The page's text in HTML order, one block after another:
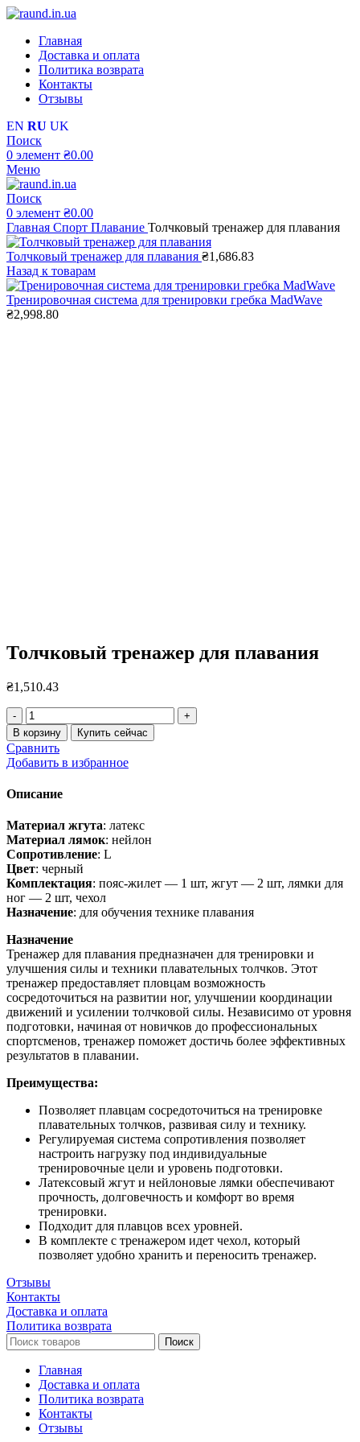
Главная
Доставка и оплата
Политика возврата
Контакты
Отзывы
EN RU UK
Поиск
0 элемент ₴0.00
Меню
Поиск
0 элемент ₴0.00
Главная Спорт Плавание Толчковый тренажер для плавания
Толчковый тренажер для плавания ₴1,686.83
Назад к товарам
Тренировочная система для тренировки гребка MadWave
₴2,998.80
Толчковый тренажер для плавания
₴1,510.43
Количество
товара
Толчковый
тренажер
для
В корзину Купить сейчас
Сравнить
Добавить в избранное
Описание
Материал жгута: латекс
Материал лямок: нейлон
Сопротивление: L
Цвет: черный
Комплектация: пояс-жилет — 1 шт, жгут — 2 шт, лямки для
ног — 2 шт, чехол
Назначение: для обучения технике плавания
Назначение
Тренажер для плавания предназначен для тренировки и
улучшения силы и техники плавательных толчков. Этот
тренажер предоставляет пловцам возможность
сосредоточиться на развитии ног, улучшении координации
движений и усилении толчковой силы. Независимо от уровня
подготовки, начиная от новичков до профессиональных
спортсменов, тренажер поможет достичь более эффективных
результатов в плавании.
Преимущества:
Позволяет плавцам сосредоточиться на тренировке
плавательных толчков, развивая силу и технику.
Регулируемая система сопротивления позволяет
настроить нагрузку под индивидуальные
тренировочные цели и уровень подготовки.
Латексовый жгут и нейлоновые лямки обеспечивают
прочность, долговечность и комфорт во время
тренировки.
Подходит для плавцов всех уровней.
В комплекте с тренажером идет чехол, который
позволяет удобно хранить и переносить тренажер.
Отзывы
Контакты
Доставка и оплата
Политика возврата
Поиск
Главная
Доставка и оплата
Политика возврата
Контакты
Отзывы